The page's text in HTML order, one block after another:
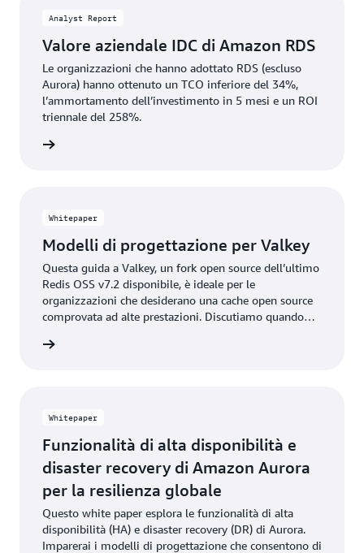
Analyst Report
Valore aziendale IDC di Amazon RDS
Le organizzazioni che hanno adottato RDS (escluso
Aurora) hanno ottenuto un TCO inferiore del 34%,
l’ammortamento dell’investimento in 5 mesi e un ROI
triennale del 258%.
Whitepaper
Modelli di progettazione per Valkey
Questa guida a Valkey, un fork open source dell’ultimo
Redis OSS v7.2 disponibile, è ideale per le
organizzazioni che desiderano una cache open source
comprovata ad alte prestazioni. Discutiamo quando
modelli di modellazione dei dati, l’ottimizzazione
Whitepaper
Funzionalità di alta disponibilità e
disaster recovery di Amazon Aurora
per la resilienza globale
Questo white paper esplora le funzionalità di alta
disponibilità (HA) e disaster recovery (DR) di Aurora.
Imparerai i modelli di progettazione che consentono di